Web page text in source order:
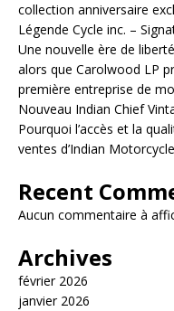
collection anniversaire
Légende Cycle inc. –
Une nouvelle ère de
alors que Carolwood LP
première entreprise de
Nouveau Indian Chief
Pourquoi l’accès et la
ventes d’Indian Motorcycle
Recent
Aucun commentaire à
Archives
février 2026
janvier 2026